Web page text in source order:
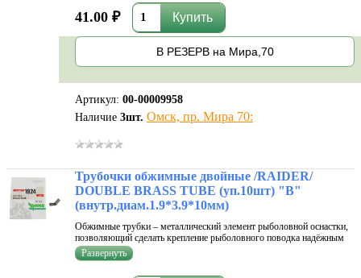
41.00 ₽
В РЕЗЕРВ на Мира,70
Артикул: 00-00009958
Наличие 3шт. Омск, пр. Мира 70:
Трубочки обжимные двойные /RAIDER/
DOUBLE BRASS TUBE (уп.10шт) "B"
(внутр.диам.1.9*3.9*10мм)
Обжимные трубки – металлический элемент рыболовной оснастки,
позволяющий сделать крепление рыболовного поводка надёжным
без использования узлов – как известно, они существенно
уменьшают прочность монофильной лески. Диаметр трубки должен